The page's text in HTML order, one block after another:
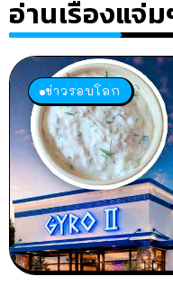
อ่านเรื่องแจ่
ข่าวรอบโลก